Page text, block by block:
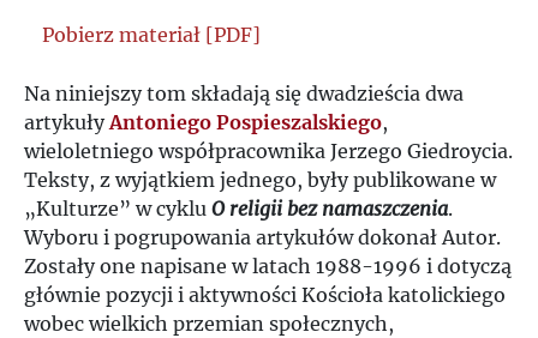
Pobierz materiał [PDF]
Na niniejszy tom składają się dwadzieścia dwa
artykułyAntoniego Pospieszalskiego,
wieloletniego współpracownika Jerzego Giedroycia.
Teksty, z wyjątkiem jednego, były publikowane w
„Kulturze” w cyklu O religii bez namaszczenia.
Wyboru i pogrupowania artykułów dokonał Autor.
Zostały one napisane w latach 1988-1996 i dotyczą
głównie pozycji i aktywności Kościoła katolickiego
wobec wielkich przemian społecznych,